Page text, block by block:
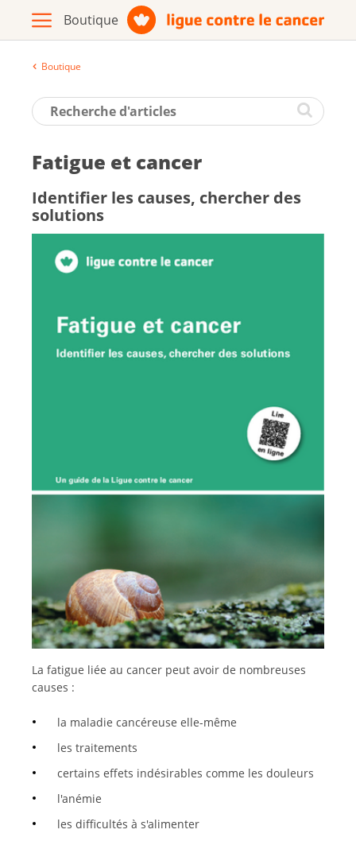
Brochures / matériel d'information
Assortiment
Vers le site de la Ligue contre le
cancer
Français
Boutique
Fa­tigue et can­cer
Iden­ti­fier les causes, cher­cher des
so­lu­tions
La fatigue liée au cancer peut avoir de nombreuses
causes :
la maladie cancéreuse elle-même
les traitements
certains effets indésirables comme les douleurs
l'anémie
les difficultés à s'alimenter